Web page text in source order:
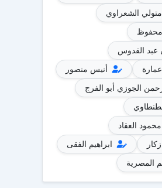
الشعراوي
عبد القدوس
أنيس منصور
الجوزي أبو الفرج
العقاد
ابراهيم الفقى
المصرية